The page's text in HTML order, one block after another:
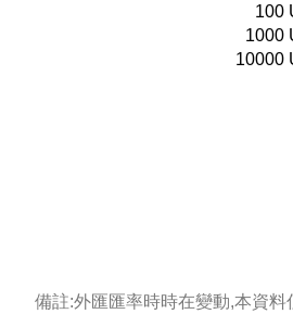
100
1000
10000
備註:外匯匯率時時在變動,本資